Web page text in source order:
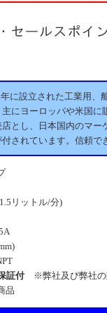
に設立された工業用
にヨーロッパや米国
とし、日本国内のマ
付されています。信頼で
リットル/分)
証付※弊社及び弊社の
品